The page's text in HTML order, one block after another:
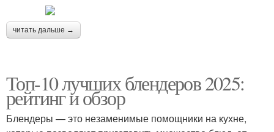
читать дальше →
Топ-10 лучших блендеров 2025:
рейтинг и обзор
Блендеры — это незаменимые помощники на кухне,